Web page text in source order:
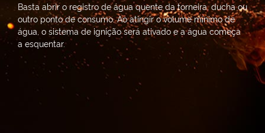
Basta abrir o registro de água quente da torneira, ducha ou
outro ponto de consumo. Ao atingir o volume mínimo de
água, o sistema de ignição será ativado e a água começa
a esquentar.